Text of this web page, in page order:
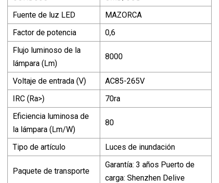
Fuente de luz LED
MAZORCA
Factor de potencia
0,6
Flujo luminoso de la
lámpara (Lm)
8000
Voltaje de entrada (V)
AC85-265V
IRC (Ra>)
70ra
Eficiencia luminosa de
la lámpara (Lm/W)
80
Tipo de artículo Luces de inundación
Paquete de transporte
Garantía: 3 años Puerto de
carga: Shenzhen Delive